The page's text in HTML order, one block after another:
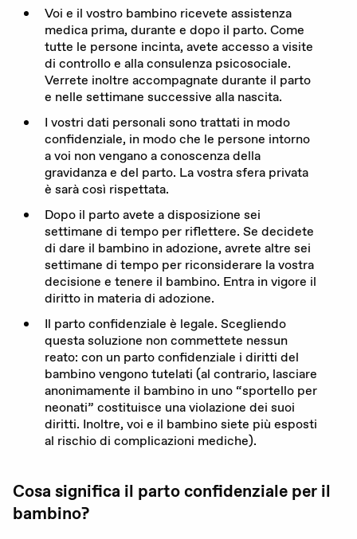
Voi e il vostro bambino ricevete assistenza
medica prima, durante e dopo il parto. Come
tutte le persone incinta, avete accesso a visite
di controllo e alla consulenza psicosociale.
Verrete inoltre accompagnate durante il parto
e nelle settimane successive alla nascita.
I vostri dati personali sono trattati in modo
confidenziale, in modo che le persone intorno
a voi non vengano a conoscenza della
gravidanza e del parto. La vostra sfera privata
è sarà così rispettata.
Dopo il parto avete a disposizione sei
settimane di tempo per riflettere. Se decidete
di dare il bambino in adozione, avrete altre sei
settimane di tempo per riconsiderare la vostra
decisione e tenere il bambino. Entra in vigore il
diritto in materia di adozione.
Il parto confidenziale è legale. Scegliendo
questa soluzione non commettete nessun
reato: con un parto confidenziale i diritti del
bambino vengono tutelati (al contrario, lasciare
anonimamente il bambino in uno “sportello per
neonati” costituisce una violazione dei suoi
diritti. Inoltre, voi e il bambino siete più esposti
al rischio di complicazioni mediche).
Cosa significa il parto confidenziale per il
bambino?